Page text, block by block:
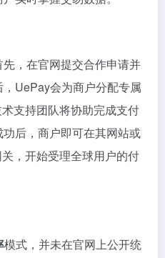
，在官网提交合作申请并
UePay会为商户分配专属
术支持团队将协助完成支付
后，商户即可在其网站或
，开始受理全球用户的付
模式，并未在官网上公开统